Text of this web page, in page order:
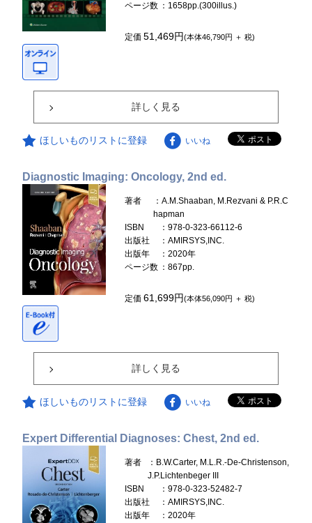
ページ数 ：1658pp.(300illus.)
定価51,469円(本体46,790円 ＋ 税)
詳しく見る
ほしいものリストに登録 いいね
Diagnostic Imaging: Oncology, 2nd ed.
著者
：A.M.Shaaban, M.Rezvani & P.R.C
hapman
ISBN
：978-0-323-66112-6
出版社
：AMIRSYS,INC.
出版年
：2020年
ページ数 ：867pp.
定価61,699円(本体56,090円 ＋ 税)
詳しく見る
ほしいものリストに登録 いいね
Expert Differential Diagnoses: Chest, 2nd ed.
著者
：B.W.Carter, M.L.R.-De-Christenson,
J.P.Lichtenbeger III
ISBN
：978-0-323-52482-7
出版社
：AMIRSYS,INC.
出版年
：2020年